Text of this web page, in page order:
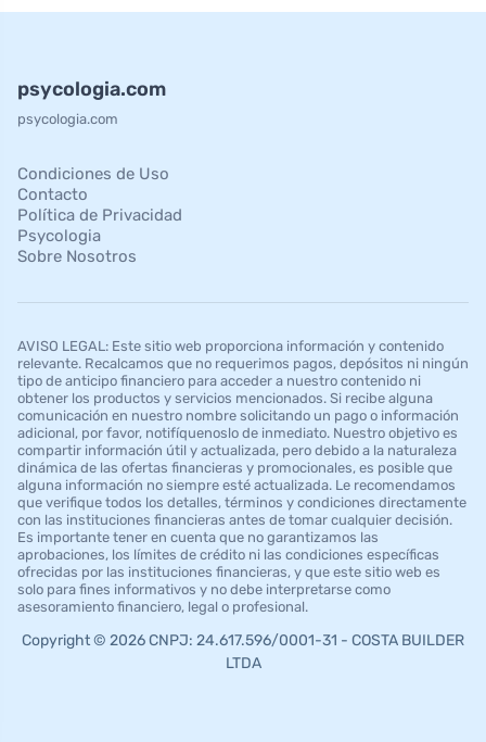
psycologia.com
psycologia.com
Condiciones de Uso
Contacto
Política de Privacidad
Psycologia
Sobre Nosotros
AVISO LEGAL: Este sitio web proporciona información y contenido
relevante. Recalcamos que no requerimos pagos, depósitos ni ningún
tipo de anticipo financiero para acceder a nuestro contenido ni
obtener los productos y servicios mencionados. Si recibe alguna
comunicación en nuestro nombre solicitando un pago o información
adicional, por favor, notifíquenoslo de inmediato. Nuestro objetivo es
compartir información útil y actualizada, pero debido a la naturaleza
dinámica de las ofertas financieras y promocionales, es posible que
alguna información no siempre esté actualizada. Le recomendamos
que verifique todos los detalles, términos y condiciones directamente
con las instituciones financieras antes de tomar cualquier decisión.
Es importante tener en cuenta que no garantizamos las
aprobaciones, los límites de crédito ni las condiciones específicas
ofrecidas por las instituciones financieras, y que este sitio web es
solo para fines informativos y no debe interpretarse como
asesoramiento financiero, legal o profesional.
Copyright © 2026 CNPJ: 24.617.596/0001-31 - COSTA BUILDER
LTDA